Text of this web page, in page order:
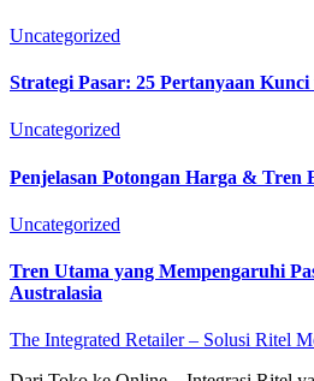
Uncategorized
Strategi Pasar: 25 Pertanyaan
Uncategorized
Penjelasan Potongan Harga & Tren
Uncategorized
Tren Utama yang Mempengaruhi
Australasia
The Integrated Retailer – Solusi Ritel